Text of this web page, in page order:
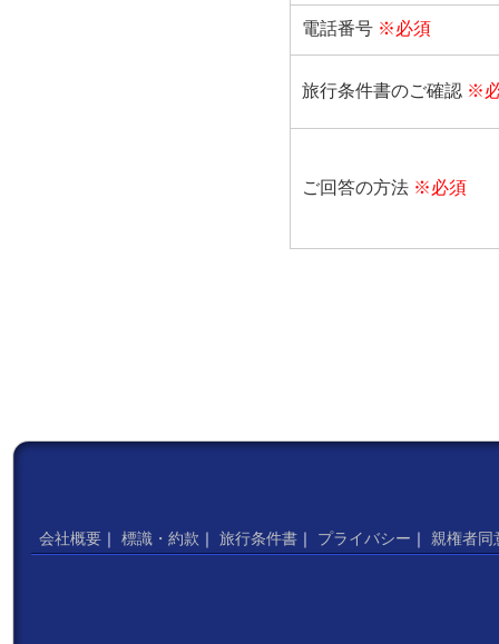
電話番号 ※必須
旅行条件書のご確認 ※
ご回答の方法 ※必須
会社概要 ｜ 標識・約款 ｜ 旅行条件書 ｜ プライバシー ｜ 親権者同